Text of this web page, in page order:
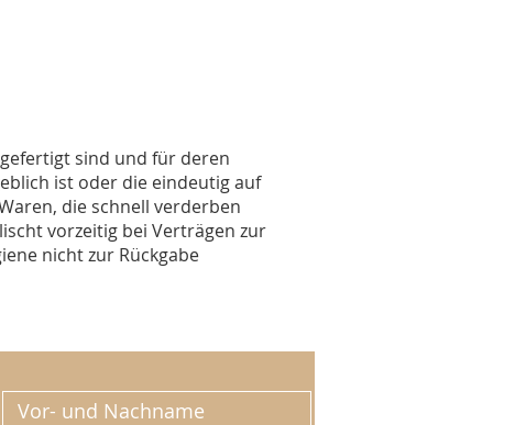
sind und für deren
ist oder die eindeutig auf
die schnell verderben
vorzeitig bei Verträgen zur
nicht zur Rückgabe